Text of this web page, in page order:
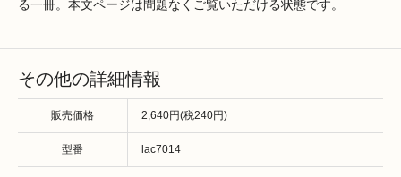
る一冊。本文ページは問題なくご覧いただける状態です。
その他の詳細情報
販売価格 2,640円(税240円)
型番 lac7014